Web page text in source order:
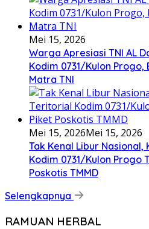
Mei 15, 2026
Warga Apresiasi TNI AL
Kodim 0731/Kulon
Matra TNI
Mei 15, 2026Mei 15, 2026
Tak Kenal Libur
Kodim 0731/Kulon Progo
Poskotis TMMD
Selengkapnya
RAMUAN HERBAL